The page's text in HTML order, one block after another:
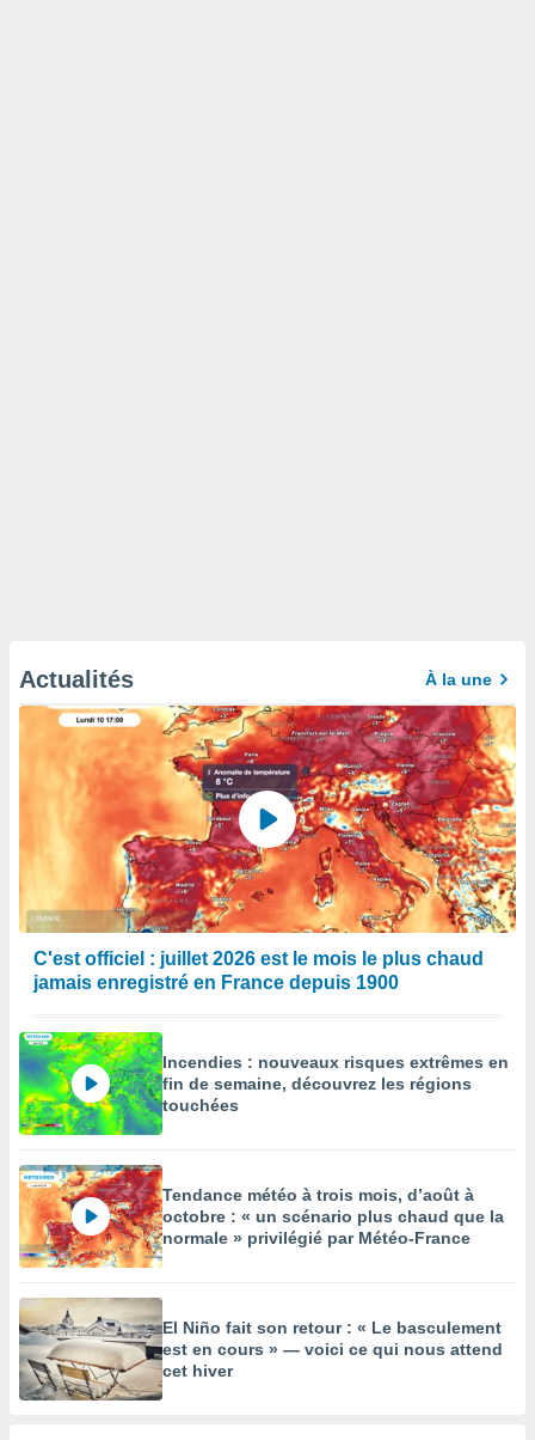
Actualités À la une
C'est officiel : juillet 2026 est le mois le plus chaud
jamais enregistré en France depuis 1900
Incendies : nouveaux risques extrêmes en
fin de semaine, découvrez les régions
touchées
Tendance météo à trois mois, d’août à
octobre : « un scénario plus chaud que la
normale » privilégié par Météo-France
El Niño fait son retour : « Le basculement
est en cours » — voici ce qui nous attend
cet hiver